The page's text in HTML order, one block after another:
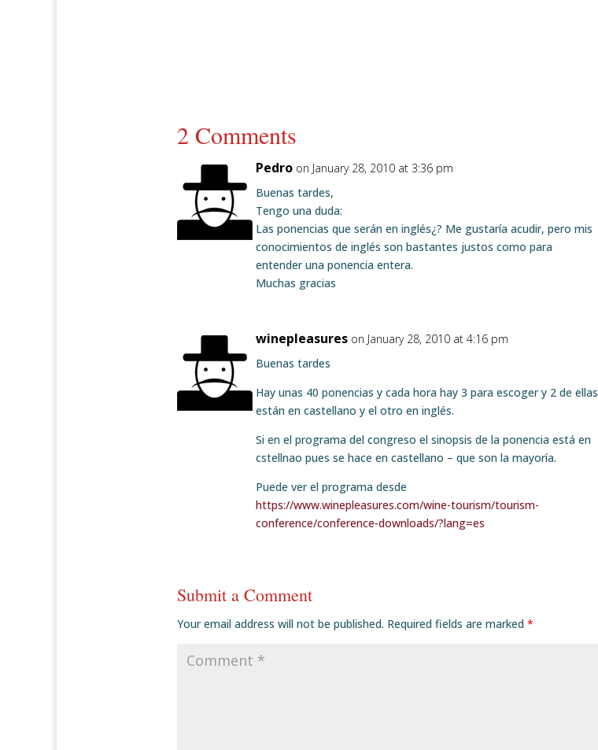
2 Comments
Pedro on January 28, 2010 at 3:36 pm
Buenas tardes,
Tengo una duda:
Las ponencias que serán en inglés¿? Me gustaría acudir, pero mis
conocimientos de inglés son bastantes justos como para
entender una ponencia entera.
Muchas gracias
winepleasures on January 28, 2010 at 4:16 pm
Buenas tardes
Hay unas 40 ponencias y cada hora hay 3 para escoger y 2 de ellas
están en castellano y el otro en inglés.
Si en el programa del congreso el sinopsis de la ponencia está en
cstellnao pues se hace en castellano – que son la mayoría.
Puede ver el programa desde
https://www.winepleasures.com/wine-tourism/tourism-
conference/conference-downloads/?lang=es
Submit a Comment
Your email address will not be published. Required fields are marked *